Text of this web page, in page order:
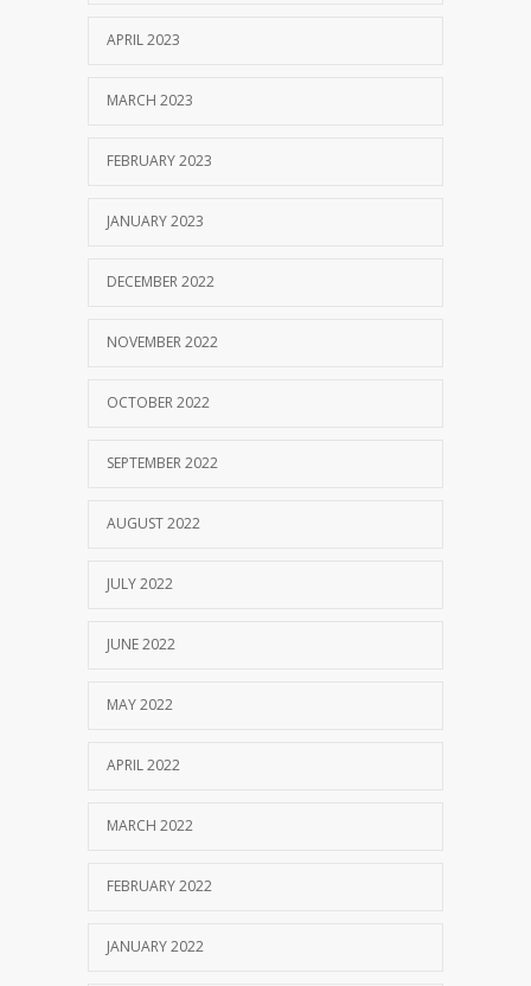
APRIL 2023
MARCH 2023
FEBRUARY 2023
JANUARY 2023
DECEMBER 2022
NOVEMBER 2022
OCTOBER 2022
SEPTEMBER 2022
AUGUST 2022
JULY 2022
JUNE 2022
MAY 2022
APRIL 2022
MARCH 2022
FEBRUARY 2022
JANUARY 2022